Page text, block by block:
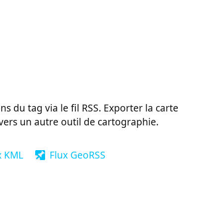
du tag via le fil RSS. Exporter la carte
un autre outil de cartographie.
KML Flux GeoRSS